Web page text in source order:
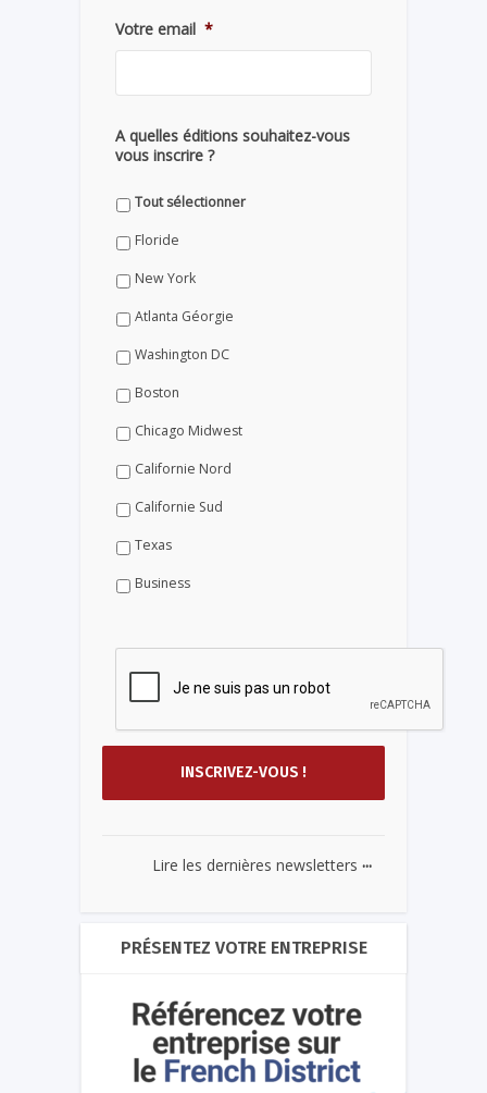
Votre email *
A quelles éditions souhaitez-vous
vous inscrire ?
Tout sélectionner
Floride
New York
Atlanta Géorgie
Washington DC
Boston
Chicago Midwest
Californie Nord
Californie Sud
Texas
Business
Lire les dernières newsletters ...
PRÉSENTEZ VOTRE ENTREPRISE